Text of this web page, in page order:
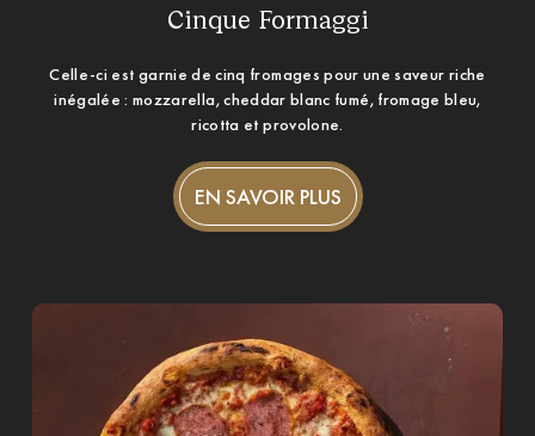
Cinque Formaggi
Celle-ci est garnie de cinq fromages pour une saveur riche
inégalée : mozzarella, cheddar blanc fumé, fromage bleu,
ricotta et provolone.
EN SAVOIR PLUS